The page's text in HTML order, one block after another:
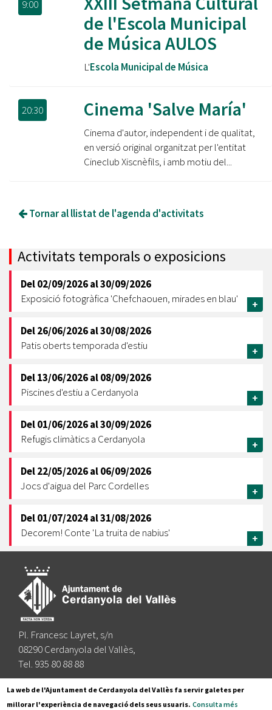
9:00
de l'Escola Municipal
de Música AULOS
L'Escola Municipal de Música
20:30 Cinema 'Salve María'
Cinema d'autor, independent i de qualitat,
en versió original organitzat per l'entitat
Cineclub Xiscnèfils, i amb motiu del...
Tornar al llistat de l'agenda d'activitats
Activitats temporals o exposicions
Del02/09/2026al30/09/2026
Exposició fotogràfica 'Chefchaouen, mirades en blau'
+
Del26/06/2026al30/08/2026
Patis oberts temporada d'estiu
+
Del13/06/2026al08/09/2026
Piscines d'estiu a Cerdanyola
+
Del01/06/2026al30/09/2026
Refugis climàtics a Cerdanyola
+
Del22/05/2026al06/09/2026
Jocs d'aigua del Parc Cordelles
+
Del01/07/2024al31/08/2026
Decorem! Conte 'La truita de nabius'
+
Pl. Francesc Layret, s/n
08290 Cerdanyola del Vallès,
Tel. 935 80 88 88
Segueix-nos a:
La web de l'Ajuntament de Cerdanyola del Vallès fa servir galetes per
millorar l'experiència de navegació dels seus usuaris. Consulta més